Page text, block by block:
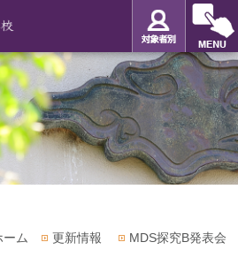
ーム 更新情報 MDS探究B発表会